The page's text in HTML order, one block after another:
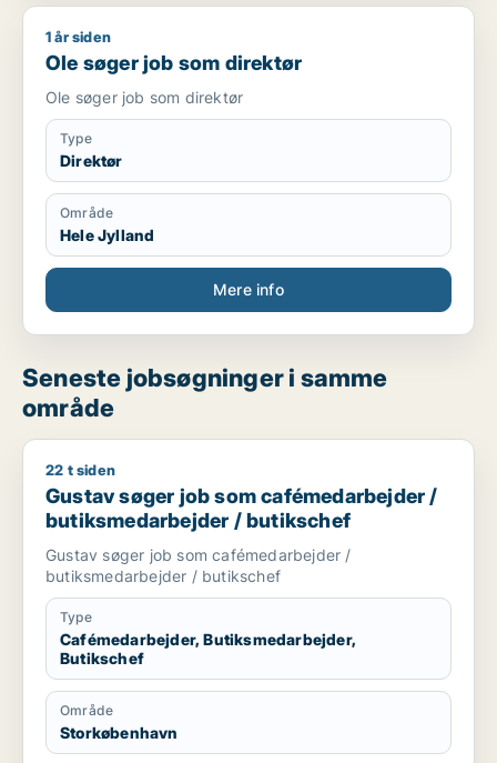
Ole søger job som direktør
1 år siden
Ole søger job som direktør
Ole søger job som direktør
Type
Direktør
Område
Hele Jylland
Mere info
Seneste jobsøgninger i samme
område
Gustav søger job som cafémedarbejder /
22 t siden
Gustav søger job som cafémedarbejder /
butiksmedarbejder / butikschef
Gustav søger job som cafémedarbejder /
butiksmedarbejder / butikschef
Type
Cafémedarbejder, Butiksmedarbejder,
Butikschef
Område
Storkøbenhavn